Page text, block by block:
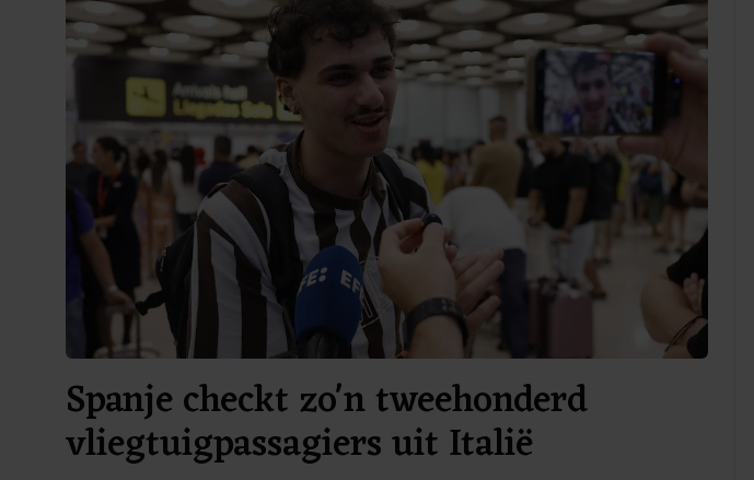
Spanje checkt zo'n tweehonderd
vliegtuigpassagiers uit Italië